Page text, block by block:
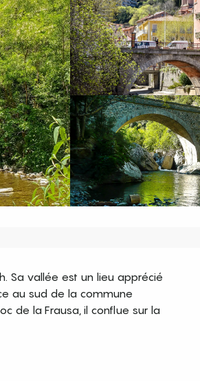
Sa vallée est un lieu apprécié
au sud de la commune
de la Frausa, il conflue sur la